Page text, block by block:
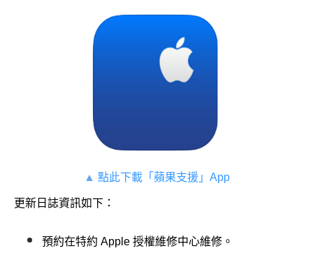
▲ 點此下載「蘋果支援」App
更新日誌資訊如下：
預約在特約 Apple 授權維修中心維修。